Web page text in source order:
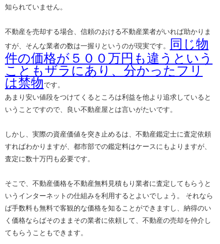
知られていません。
不動産を売却する場合、信頼のおける不動産業者がいれば助かりま
すが、そんな業者の数は一握りというのが現実です。
同じ物
件の価格が５００万円も違うという
こともザラにあり、分かったフリ
は禁物です。
あまり安い値段をつけてくるところは利益を他より追求していると
いうことですので、良い不動産屋とは言いがたいです。
しかし、実際の資産価値を突き止めるは、不動産鑑定士に査定依頼
すればわかりますが、都市部での鑑定料はケースにもよりますが、
査定に数十万円も必要です。
そこで、不動産価格を不動産無料見積もり業者に査定してもらうと
いうインターネットの仕組みを利用するとよいでしょう。 それなら
ば手数料も無料で客観的な価格を知ることができますし、納得のい
く価格ならばそのままその業者に依頼して、不動産の売却を仲介し
てもらうこともできます。